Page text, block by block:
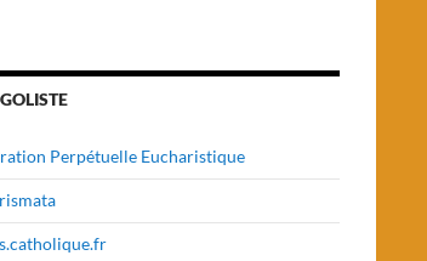
Perpétuelle Eucharistique